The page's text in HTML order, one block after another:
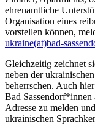
ehrenamtliche
Organisation eines
vorstellen können,
ukraine(at)bad-
Gleichzeitig zeichnet
neben der
beherrschen. Auch
Bad
Adresse zu melden
ukrainischen